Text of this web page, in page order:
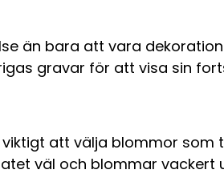
än bara att vara
gravar för att visa sin
att välja blommor som
väl och blommar vackert